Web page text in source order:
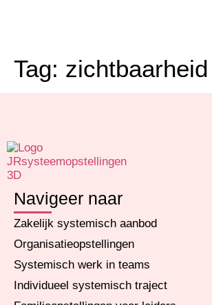
Tag: zichtbaarheid
Navigeer naar
Zakelijk systemisch aanbod
Organisatieopstellingen
Systemisch werk in teams
Individueel systemisch traject